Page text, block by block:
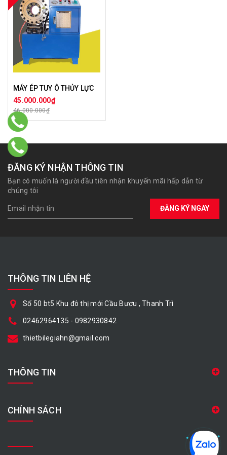
MÁY ÉP TUY Ô THỦY LỰC
45.000.000₫
46.000.000₫
ĐĂNG KÝ NHẬN THÔNG TIN
Bạn có muốn là người đầu tiên nhận khuyến mãi hấp dẫn từ
chúng tôi
ĐĂNG KÝ NGAY
THÔNG TIN LIÊN HỆ
Số 50 bt5 Khu đô thị mới Cầu Bươu , Thanh Trì
02462964135 - 0982930842
thietbilegiahn@gmail.com
THÔNG TIN
CHÍNH SÁCH